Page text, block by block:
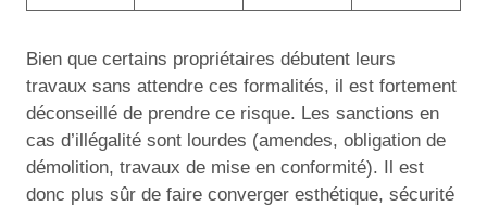
Bien que certains propriétaires débutent leurs
travaux sans attendre ces formalités, il est fortement
déconseillé de prendre ce risque. Les sanctions en
cas d’illégalité sont lourdes (amendes, obligation de
démolition, travaux de mise en conformité). Il est
donc plus sûr de faire converger esthétique, sécurité